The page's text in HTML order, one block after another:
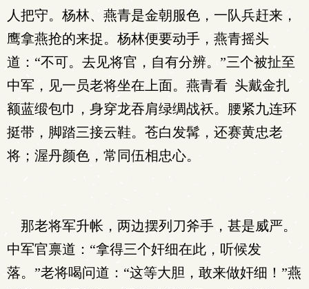
人把守。杨林、燕青是金朝服色，一队兵赶来，
鹰拿燕抢的来捉。杨林便要动手，燕青摇头
道：“不可。去见将官，自有分辨。”三个被扯至
中军，见一员老将坐在上面。燕青看 头戴金扎
额蓝缎包巾，身穿龙吞肩绿绸战袄。腰紧九连环
挺带，脚踏三接云鞋。苍白发髯，还赛黄忠老
将；渥丹颜色，常同伍相忠心。
那老将军升帐，两边摆列刀斧手，甚是威严。
中军官禀道：“拿得三个奸细在此，听候发
落。”老将喝问道：“这等大胆，敢来做奸细！”燕